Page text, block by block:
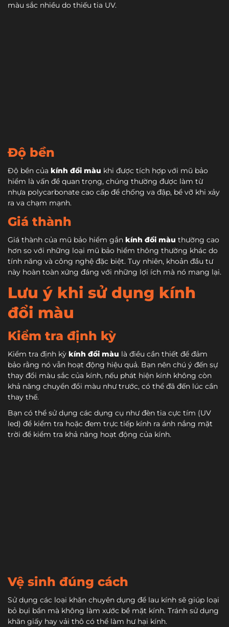
màu sắc nhiều do thiếu tia UV.
Độ bền
Độ bền của kính đổi màu khi được tích hợp với mũ bảo
hiểm là vấn đề quan trọng, chúng thường được làm từ
nhựa polycarbonate cao cấp để chống va đập, bể vỡ khi xảy
ra va chạm mạnh.
Giá thành
Giá thành của mũ bảo hiểm gắn kính đổi màu thường cao
hơn so với những loại mũ bảo hiểm thông thường khác do
tính năng và công nghệ đặc biệt. Tuy nhiên, khoản đầu tư
này hoàn toàn xứng đáng với những lợi ích mà nó mang lại.
Lưu ý khi sử dụng kính
đổi màu
Kiểm tra định kỳ
Kiểm tra định kỳ kính đổi màu là điều cần thiết để đảm
bảo rằng nó vẫn hoạt động hiệu quả. Bạn nên chú ý đến sự
thay đổi màu sắc của kính, nếu phát hiện kính không còn
khả năng chuyển đổi màu như trước, có thể đã đến lúc cần
thay thế.
Bạn có thể sử dụng các dụng cụ như đèn tia cực tím (UV
led) để kiểm tra hoặc đem trực tiếp kính ra ánh nắng mặt
trời để kiểm tra khả năng hoạt động của kính.
Vệ sinh đúng cách
Sử dụng các loại khăn chuyên dụng để lau kính sẽ giúp loại
bỏ bụi bẩn mà không làm xước bề mặt kính. Tránh sử dụng
khăn giấy hay vải thô có thể làm hư hại kính.